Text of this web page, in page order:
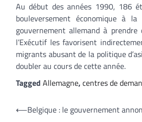
Au début des années 1990, 186
bouleversement économique à
gouvernement allemand à
l’Exécutif les favorisent
migrants abusant de la politique
doubler au cours de cette année.
Tagged Allemagne,centres de
Navigation
⟵Belgique : le gouvernement